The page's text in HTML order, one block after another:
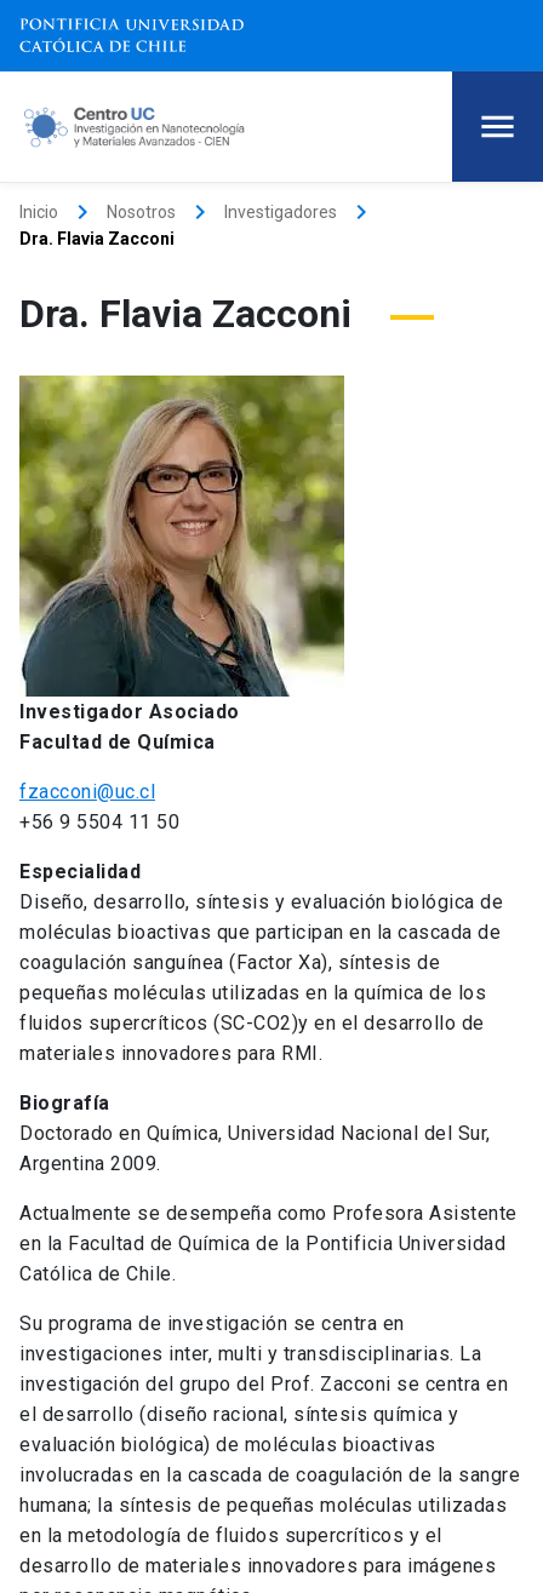
Inicio keyboard_arrow_right Nosotros keyboard_arrow_right Investigadores keyboard_arrow_right
Dra. Flavia Zacconi
Dra. Flavia Zacconi
Investigador Asociado
Facultad de Química
fzacconi@uc.cl
+56 9 5504 11 50
Especialidad
Diseño, desarrollo, síntesis y evaluación biológica de
moléculas bioactivas que participan en la cascada de
coagulación sanguínea (Factor Xa), síntesis de
pequeñas moléculas utilizadas en la química de los
fluidos supercríticos (SC-CO2)y en el desarrollo de
materiales innovadores para RMI.
Biografía
Doctorado en Química, Universidad Nacional del Sur,
Argentina 2009.
Actualmente se desempeña como Profesora Asistente
en la Facultad de Química de la Pontificia Universidad
Católica de Chile.
Su programa de investigación se centra en
investigaciones inter, multi y transdisciplinarias. La
investigación del grupo del Prof. Zacconi se centra en
el desarrollo (diseño racional, síntesis química y
evaluación biológica) de moléculas bioactivas
involucradas en la cascada de coagulación de la sangre
humana; la síntesis de pequeñas moléculas utilizadas
en la metodología de fluidos supercríticos y el
desarrollo de materiales innovadores para imágenes